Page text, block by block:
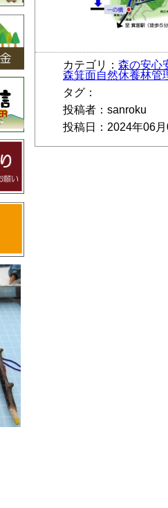
カテゴリ： 森の安心
森箕面自然休養林管
タグ：
投稿者：sanroku
投稿日：2024年06